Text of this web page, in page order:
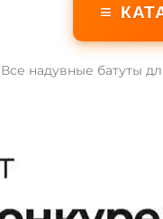
≡
Все надувные батуты